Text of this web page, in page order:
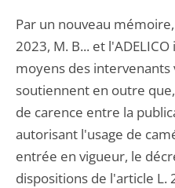
Par un nouveau
2023, M. B... et
moyens des
soutiennent en outre
de carence entre la
autorisant l'usage de
entrée en vigueur, le
dispositions de l'article L.